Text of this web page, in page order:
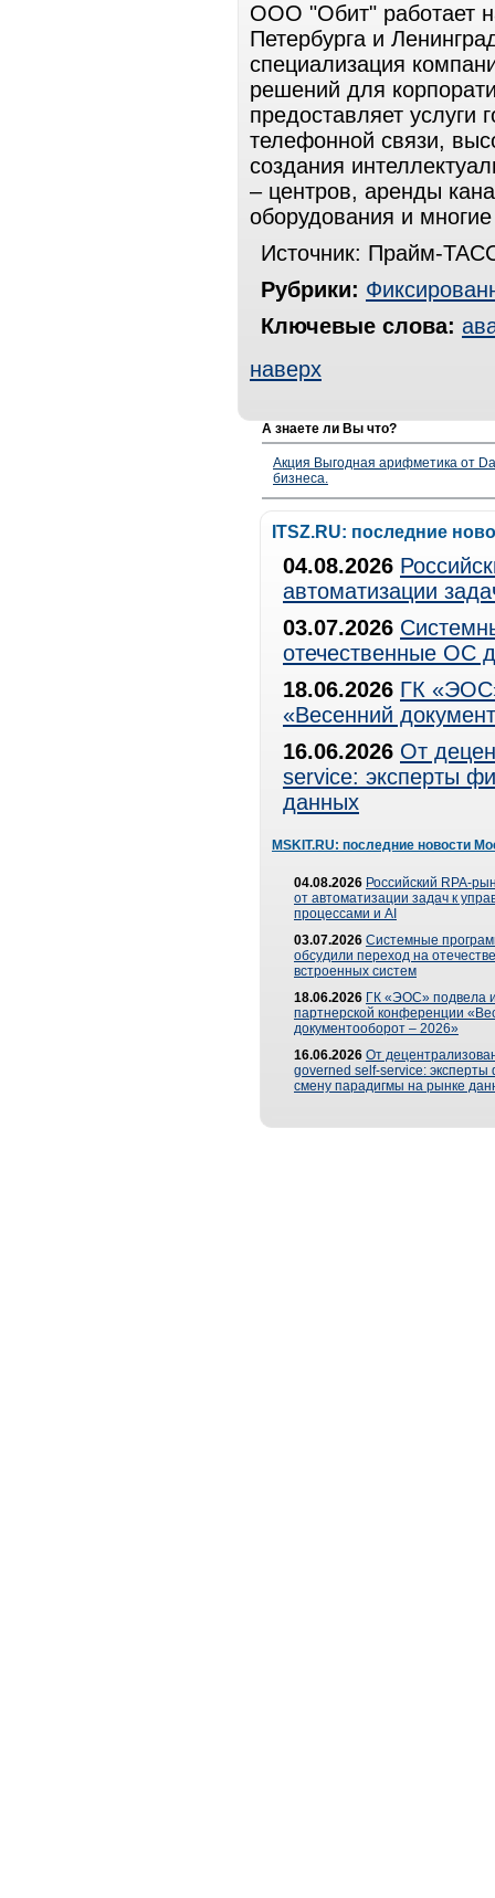
ООО "Обит" работает
Петербурга и
специализация
решений для
предоставляет
телефонной связи,
создания
– центров, аренды
оборудования и
Источник: Прайм-
Рубрики:
Ключевые слова:
наверх
А знаете ли Вы что?
Акция Выгодная арифметика от
бизнеса.
ITSZ.RU: последние
04.08.2026
автоматизации
03.07.2026
отечественные ОС
18.06.2026 ГК
«Весенний
16.06.2026 От
service: эксперты
данных
MSKIT.RU: последние новости
04.08.2026 Российский RPA-
от автоматизации задач к
процессами и AI
03.07.2026 Системные
обсудили переход на
встроенных систем
18.06.2026 ГК «ЭОС» подвела
партнерской конференции
документооборот – 2026»
16.06.2026 От
governed self-service: эксперты
смену парадигмы на рынке